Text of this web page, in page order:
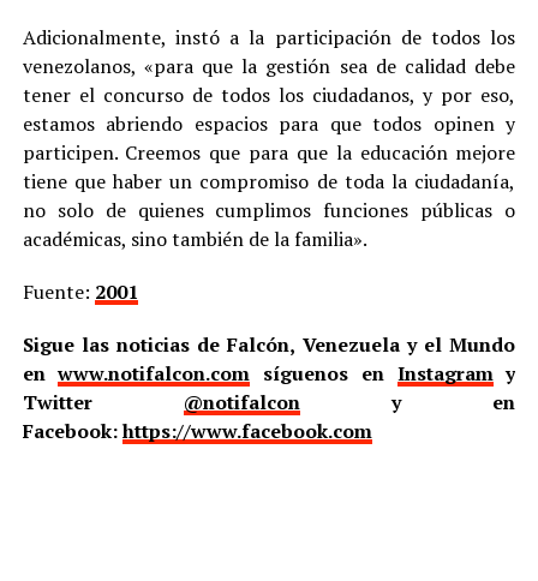
Adicionalmente, instó a la participación de todos los
venezolanos, «para que la gestión sea de calidad debe
tener el concurso de todos los ciudadanos, y por eso,
estamos abriendo espacios para que todos opinen y
participen. Creemos que para que la educación mejore
tiene que haber un compromiso de toda la ciudadanía,
no solo de quienes cumplimos funciones públicas o
académicas, sino también de la familia».
Fuente: 2001
Sigue las noticias de Falcón, Venezuela y el Mundo
enwww.notifalcon.com síguenos en Instagramy
Twitter @notifalcony en
Facebook:https://www.facebook.com